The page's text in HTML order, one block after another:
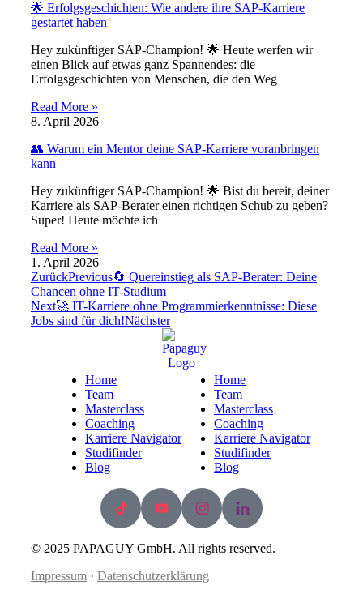
🌟 Erfolgsgeschichten: Wie andere ihre SAP-Karriere
gestartet haben
Hey zukünftiger SAP-Champion! 🌟 Heute werfen wir
einen Blick auf etwas ganz Spannendes: die
Erfolgsgeschichten von Menschen, die den Weg
Read More »
8. April 2026
👥 Warum ein Mentor deine SAP-Karriere voranbringen
kann
Hey zukünftiger SAP-Champion! 🌟 Bist du bereit, deiner
Karriere als SAP-Berater einen richtigen Schub zu geben?
Super! Heute möchte ich
Read More »
1. April 2026
ZurückPrevious🔄 Quereinstieg als SAP-Berater: Deine
Chancen ohne IT-Studium
Next🚀 IT-Karriere ohne Programmierkenntnisse: Diese
Jobs sind für dich!Nächster
Home
Team
Masterclass
Coaching
Karriere Navigator
Studifinder
Blog
Home
Team
Masterclass
Coaching
Karriere Navigator
Studifinder
Blog
© 2025 PAPAGUY GmbH. All rights reserved.
Impressum · Datenschutzerklärung